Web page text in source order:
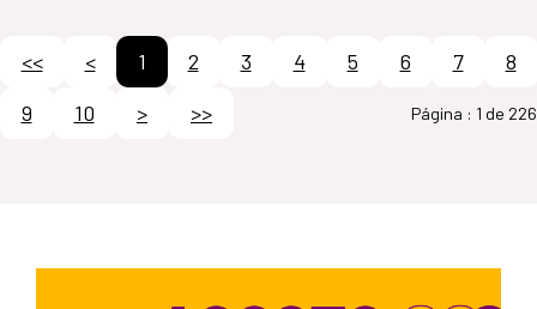
<< < 1 2 3 4 5 6 7
8
9
10 > >> Página : 1 de 226